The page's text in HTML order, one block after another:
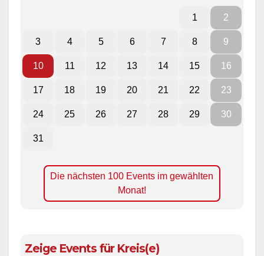
1 2
3 4 5 6 7 8 9
10 11 12 13 14 15 16
17 18 19 20 21 22 23
24 25 26 27 28 29 30
31
Die nächsten 100 Events im gewählten
Monat!
Zeige Events für Kreis(e)